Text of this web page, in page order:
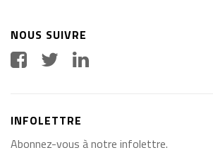
NOUS SUIVRE
INFOLETTRE
Abonnez-vous à notre infolettre.